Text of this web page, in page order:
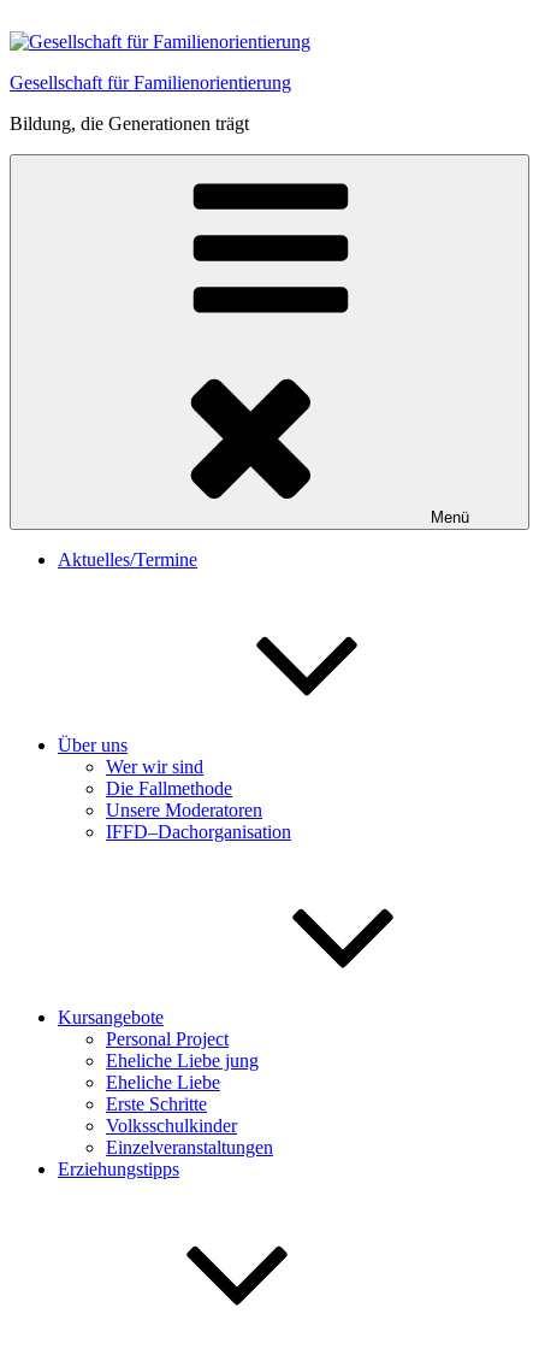
Inhalt
Gesellschaft für Familienorientierung
Bildung, die Generationen trägt
Menü
Aktuelles/Termine
Über uns
Wer wir sind
Die Fallmethode
Unsere Moderatoren
IFFD–Dachorganisation
Kursangebote
Personal Project
Eheliche Liebe jung
Eheliche Liebe
Erste Schritte
Volksschulkinder
Einzelveranstaltungen
Erziehungstipps